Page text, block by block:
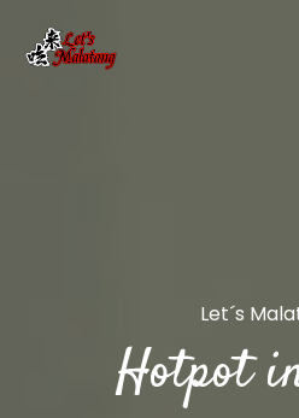
Let´s
Hotpot